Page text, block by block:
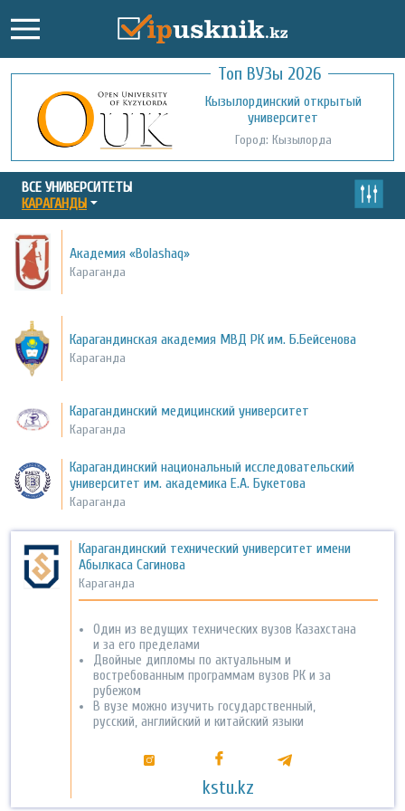
Топ ВУЗы 2026
Кызылординский открытый
университет
Город: Кызылорда
Международный казахско-турецкий
университет им. Х.А. Ясави
Город: Туркестан
ВСЕ УНИВЕРСИТЕТЫ
КАРАГАНДЫ
Академия «Bolashaq»
Караганда
Карагандинская академия МВД РК им. Б.Бейсенова
Караганда
Карагандинский медицинский университет
Караганда
Карагандинский национальный исследовательский
университет им. академика Е.А. Букетова
Караганда
Карагандинский технический университет имени
Абылкаса Сагинова
Караганда
Один из ведущих технических вузов Казахстана
и за его пределами
Двойные дипломы по актуальным и
востребованным программам вузов РК и за
рубежом
В вузе можно изучить государственный,
русский, английский и китайский языки
kstu.kz